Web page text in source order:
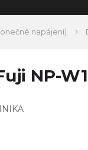
napájení)
NP-